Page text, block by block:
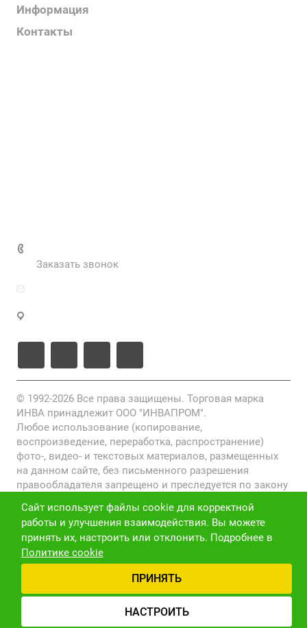
Информация
Контакты
Заказать звонок
© 1992-2026 Все права защищены. Торговая марка
ИНВА принадлежит ООО "ИНВАПРОМ".
Любое использование (копирование,
воспроизведение, переработка, распространение)
фото-, видео- и текстовых материалов, размещенных
на данном сайте, без письменного разрешения
правообладателя запрещено и преследуется по закону
Политика конфиденциальности
Версия для слабовидящих
Сайт использует файлы cookie для корректной
работы и улучшения взаимодействия. Вы можете
принять их, настроить или отклонить. Подробнее в
Политике cookie
ПРИНЯТЬ
НАСТРОИТЬ